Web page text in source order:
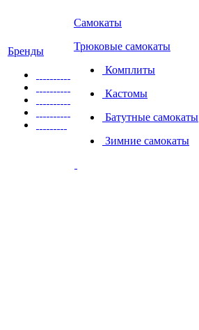
Бренды
Самокаты
Трюковые самокаты
Комплиты
Кастомы
Батутные самокаты
Зимние самокаты